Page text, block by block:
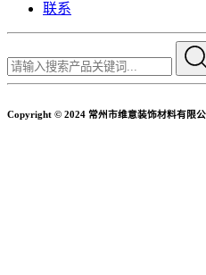
联系
Copyright © 2024 常州市维意装饰材料有限